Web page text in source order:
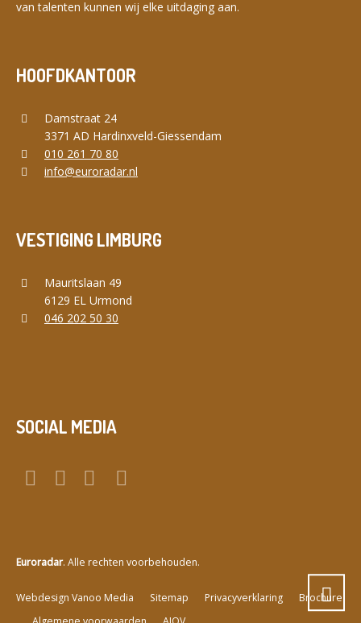
van talenten kunnen wij elke uitdaging aan.
HOOFDKANTOOR
Damstraat 24
3371 AD Hardinxveld-Giessendam
010 261 70 80
info@euroradar.nl
VESTIGING LIMBURG
Mauritslaan 49
6129 EL Urmond
046 202 50 30
SOCIAL MEDIA
Euroradar. Alle rechten voorbehouden.
Webdesign Vanoo Media Sitemap Privacyverklaring
Brochure